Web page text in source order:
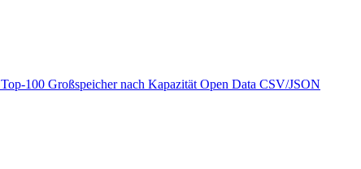
Top-100 Großspeicher nach Kapazität Open Data CSV/JSON